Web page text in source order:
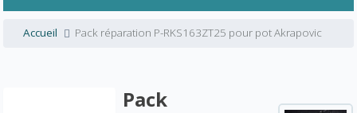
Accueil Pack réparation P-RKS163ZT25 pour pot Akrapovic
Pack